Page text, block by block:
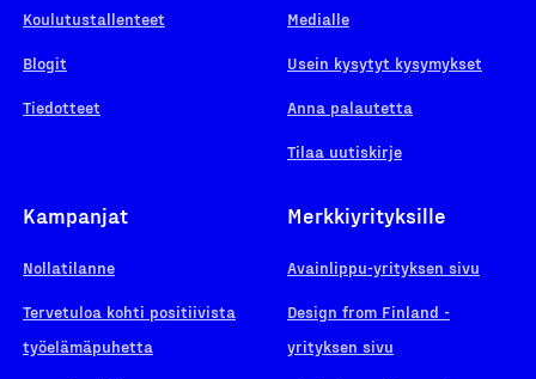
Koulutustallenteet
Blogit
Tiedotteet
Medialle
Usein kysytyt kysymykset
Anna palautetta
Tilaa uutiskirje
Kampanjat
Nollatilanne
Tervetuloa kohti positiivista
työelämäpuhetta
Merkkiyrityksille
Avainlippu-yrityksen sivu
Design from Finland -
yrityksen sivu